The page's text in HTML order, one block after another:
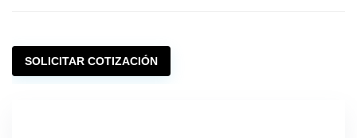
SOLICITAR COTIZACIÓN